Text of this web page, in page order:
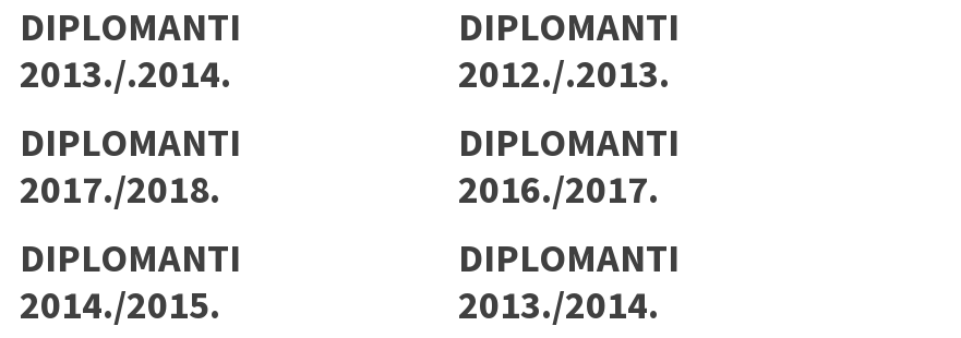
DIPLOMANTI
2013./.2014.
DIPLOMANTI
2012./.2013.
DIPLOMANTI
2017./2018.
DIPLOMANTI
2016./2017.
DIPLOMANTI
2014./2015.
DIPLOMANTI
2013./2014.